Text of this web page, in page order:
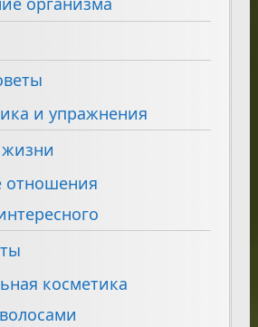
и упражнения
отношения
косметика